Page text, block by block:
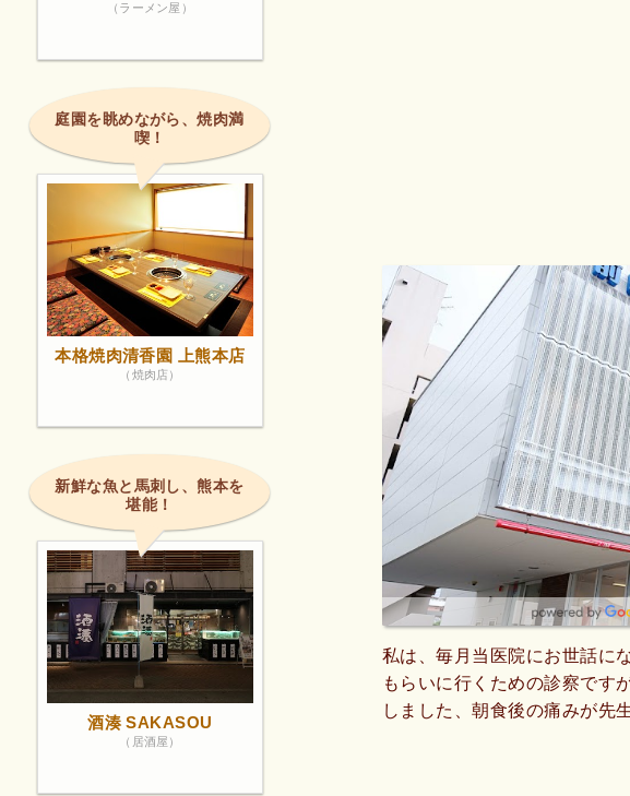
私は、毎月当医院にお世話に
もらいに行くための診察です
しました、朝食後の痛みが先
に有り難うございました😁当
診できます😃前述のような緊
（ラーメン屋）
庭園を眺めながら、焼肉満
喫！
本格焼肉清香園 上熊本店
（焼肉店）
新鮮な魚と馬刺し、熊本を
堪能！
酒湊 SAKASOU
（居酒屋）